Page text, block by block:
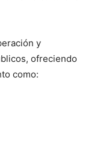
y
ofreciendo
como: